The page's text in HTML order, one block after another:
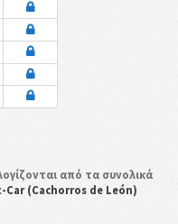
από τα συνολικά
Car (Cachorros de León)